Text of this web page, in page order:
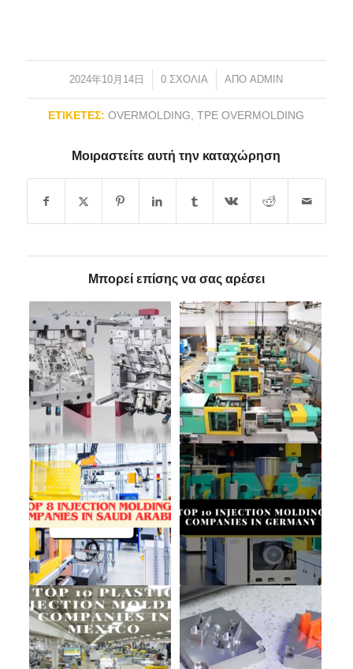
2024年10月14日
/ 0 ΣΧΌΛΙΑ
/ ΑΠΌADMIN
ΕΤΙΚΈΤΕΣ: OVERMOLDING ,TPE OVERMOLDING
Μοιραστείτε αυτή την καταχώρηση
Μπορεί επίσης να σας αρέσει